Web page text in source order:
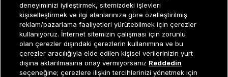
2024 sneaker modasında retro havası öne çıkıyor. 90’larda
fırtına gibi esen Converse sneaker’ları bu yıl da bolca
göreceğiz. Sokak modasını yansıtan asi görünüm,
kişiselleştirilmiş desenler ve baskılar, birkaç rengin bir arada
kullanıldığı çılgın tasarımlar, yine bu senenin öne çıkan
sneaker trendleri arasında. Occasion da 2024 trendlerine
KADIN KATEGORILER
GRUP MARKALAR
ERKEK KATEGORILER
deneyiminizi iyileştirmek, sitemizdeki işlevleri
kişiselleştirmek ve ilgi alanlarınıza göre özelleştirilmiş
reklam/pazarlama faaliyetleri yürütebilmek için çerezler
kullanıyoruz. İnternet sitemizin çalışması için zorunlu
olan çerezler dışındaki çerezlerin kullanımına ve bu
çerezler aracılığıyla elde edilen kişisel verilerinizin yurt
dışına aktarılmasına onay vermiyorsanız Reddedin
seçeneğine; çerezlere ilişkin tercihlerinizi yönetmek için